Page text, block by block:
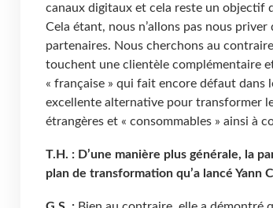
canaux digitaux et cela reste un objectif
Cela étant, nous n’allons pas nous
partenaires. Nous cherchons au
touchent une clientèle complémentaire
« française » qui fait encore défaut dans
excellente alternative pour transformer
étrangères et « consommables » ainsi à
T.H. : D’une manière plus générale, la
plan de transformation qu’a lancé Yann